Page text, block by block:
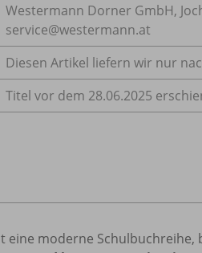
Westermann Dorner GmbH,
service@westermann.at
Diesen Artikel liefern wir nur
Titel vor dem 28.06.2025
eine moderne Schulbuchreihe,